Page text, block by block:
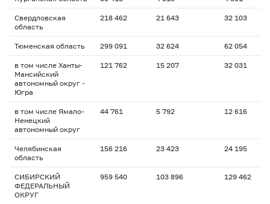
Свердловская
область
218 462 21 643 32 103
Тюменская область 299 091 32 624 62 054
в том числе Ханты-
Мансийский
автономный округ -
Югра
121 762 15 207 32 031
в том числе Ямало-
Ненецкий
автономный округ
44 761 5 792 12 616
Челябинская
область
156 216 23 423 24 195
СИБИРСКИЙ
ФЕДЕРАЛЬНЫЙ
ОКРУГ
959 540 103 896 129 462